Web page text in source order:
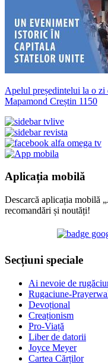
Apelul președintelui la o zi
Mapamond Creștin 1150
Aplicația mobilă
Descarcă aplicația mobilă
recomandări și noutăți!
Secțiuni speciale
Ai nevoie de
Rugaciune-
Devoțional
Creaționism
Pro-Viață
Liber de datorii
Joyce Meyer
Cartea Cărților